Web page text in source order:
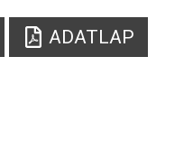
ADATLAP